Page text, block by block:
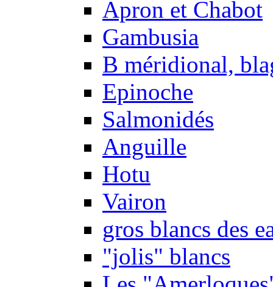
Apron et Chabot
Gambusia
B méridional,
Epinoche
Salmonidés
Anguille
Hotu
Vairon
gros blancs des
"jolis" blancs